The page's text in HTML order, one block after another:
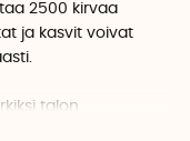
2500 kirvaa
ja kasvit voivat
talon
Hotelli on 100 %